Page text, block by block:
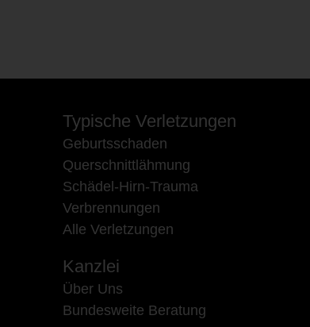
Typische Verletzungen
Geburtsschaden
Querschnittlähmung
Schädel-Hirn-Trauma
Verbrennungen
Alle Verletzungen
Kanzlei
Über Uns
Bundesweite Beratung